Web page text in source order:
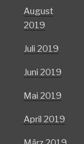
August
2019
Juli 2019
Juni 2019
Mai 2019
April 2019